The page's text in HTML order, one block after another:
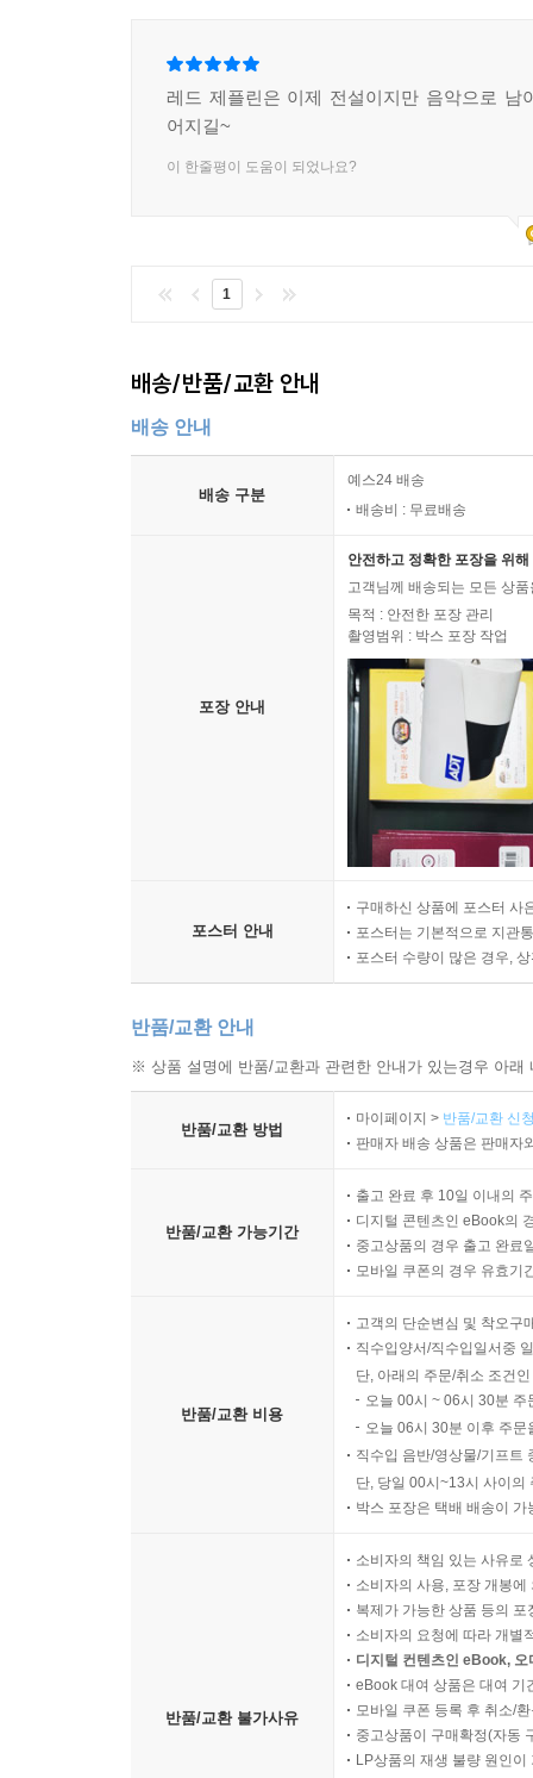
레드 제플린은 이제 전설이지만 음악으로 남
어지길~
이 한줄평이 도움이 되었나요?
1
배송/반품/교환 안내
배송 안내
배송 구분
예스24 배송
배송비 : 무료배송
포장 안내
안전하고 정확한 포장을 위
고객님께 배송되는 모든 상
목적 : 안전한 포장 관리
촬영범위 : 박스 포장 작업
포스터 안내
구매하신 상품에 포스터 사
포스터는 기본적으로 지관
포스터 수량이 많은 경우,
반품/교환 안내
※ 상품 설명에 반품/교환과 관련한 안내가 있는경우 아
반품/교환 방법
마이페이지 > 반품/교환 신
판매자 배송 상품은 판매자
반품/교환 가능기간
출고 완료 후 10일 이내의
디지털 콘텐츠인 eBook의
중고상품의 경우 출고 완료
모바일 쿠폰의 경우 유효기
반품/교환 비용
고객의 단순변심 및 착오구
직수입양서/직수입일서중
단, 아래의 주문/취소 조건
오늘 00시 ~ 06시 30분
오늘 06시 30분 이후 주
직수입 음반/영상물/기프트
단, 당일 00시~13시 사이의
박스 포장은 택배 배송이
반품/교환 불가사유
소비자의 책임 있는 사유로
소비자의 사용, 포장 개봉
복제가 가능한 상품 등의
소비자의 요청에 따라 개별
디지털 컨텐츠인 eBook,
eBook 대여 상품은 대여 기
모바일 쿠폰 등록 후 취소/
중고상품이 구매확정(자동
LP상품의 재생 불량 원인